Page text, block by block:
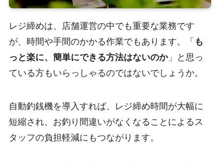
レジ締めは、店舗運営の中でも重要な業務です
が、時間や手間のかかる作業でもあります。「 も
っと楽に、簡単にできる方法はないのか」と思っ
ている方もいらっしゃるのではないでしょうか。
自動釣銭機を導入すれば、レジ締め時間が大幅に
短縮され、お釣り間違いがなくなることによるス
タッフの負担軽減にもつながります。